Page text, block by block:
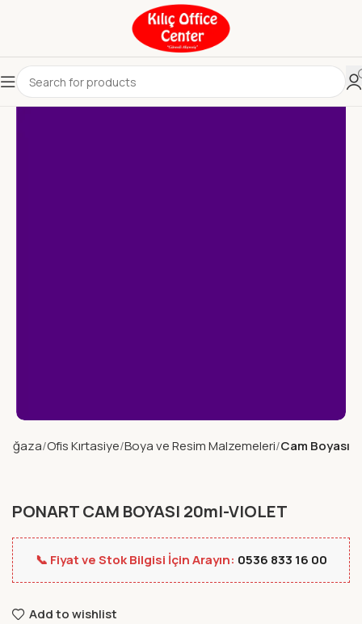
Ofis Kırtasiye Boya ve Resim Malzemeleri Cam Boyası
PONART CAM BOYASI 20ml-VIOLET
📞 Fiyat ve Stok Bilgisi İçin Arayın: 0536 833 16 00
Add to wishlist